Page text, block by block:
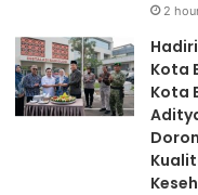
2
Hadiri
Kota
Kota